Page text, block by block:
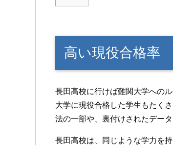
高い現役合格率
長田高校に行けば難関大学への
大学に現役合格した学生もたく
法の一部や、裏付けされたデータ
長田高校は、同じような学力を